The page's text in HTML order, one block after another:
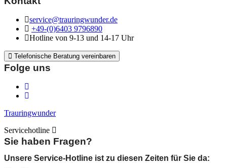
service@trauringwunder.de
+49-(0)6403 9796890
Hotline von 9-13 und 14-17 Uhr
Telefonische Beratung vereinbaren
Folge uns
Trauringwunder
Servicehotline
Sie haben Fragen?
Unsere Service-Hotline ist zu diesen Zeiten für Sie da: